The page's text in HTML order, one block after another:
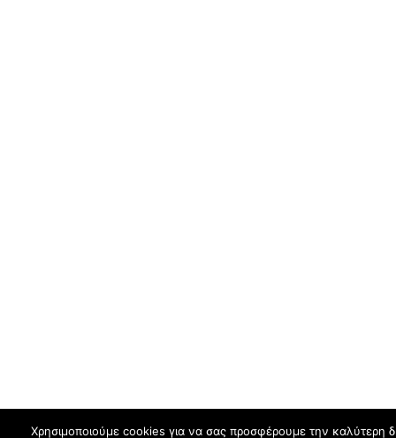
Χρησιμοποιούμε cookies για να σας προσφέρουμε την καλύτερη